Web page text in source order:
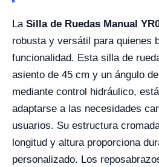
La Silla de Ruedas Manual
robusta y versátil para quienes
funcionalidad. Esta silla de
asiento de 45 cm y un ángulo
mediante control hidráulico,
adaptarse a las necesidades
usuarios. Su estructura
longitud y altura proporciona
personalizado. Los